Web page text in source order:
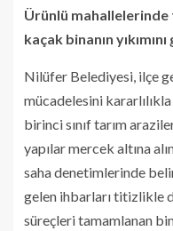
Ürünlü
kaçak binanın
Nilüfer Belediyesi, ilçe
mücadelesini
birinci sınıf tarım
yapılar mercek altına
saha denetimlerinde
gelen ihbarları titizlikle
süreçleri tamamlanan